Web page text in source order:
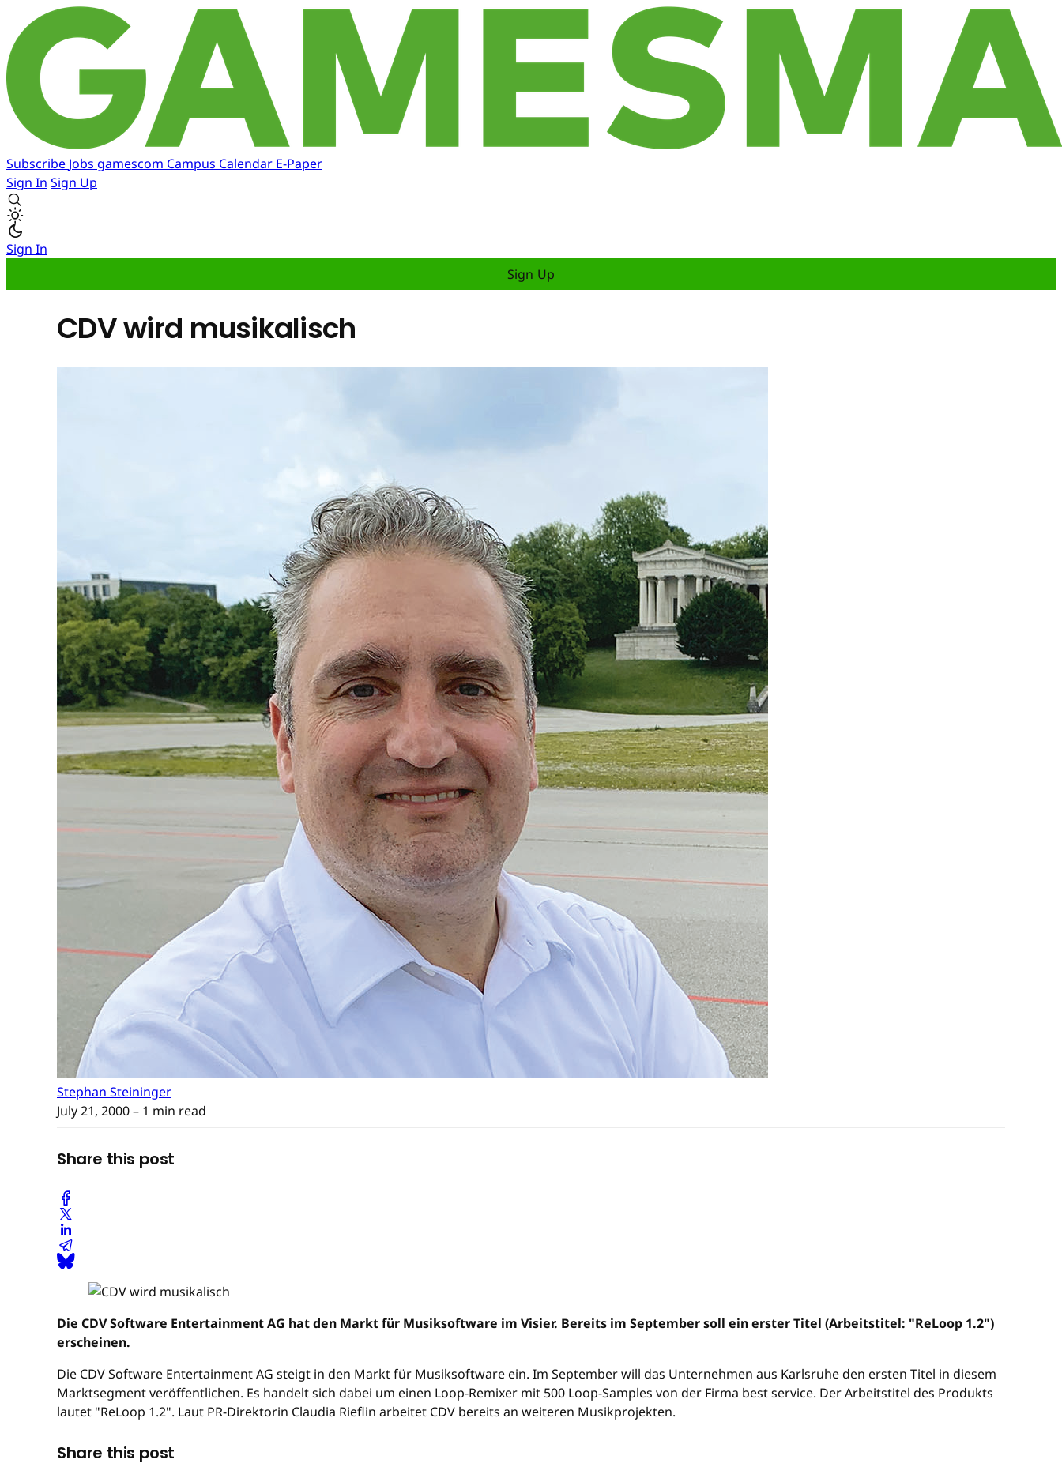
Subscribe Jobs gamescom Campus Calendar E-Paper
Sign In Sign Up
Sign In
Sign Up
CDV wird musikalisch
Stephan Steininger
July 21, 2000– 1 min read
Share this post
Die CDV Software Entertainment AG hat den Markt für Musiksoftware im Visier. Bereits im September soll ein erster Titel (Arbeitstitel: "ReLoop 1.2")
erscheinen.
Die CDV Software Entertainment AG steigt in den Markt für Musiksoftware ein. Im September will das Unternehmen aus Karlsruhe den ersten Titel in diesem
Marktsegment veröffentlichen. Es handelt sich dabei um einen Loop-Remixer mit 500 Loop-Samples von der Firma best service. Der Arbeitstitel des Produkts
lautet "ReLoop 1.2". Laut PR-Direktorin Claudia Rieflin arbeitet CDV bereits an weiteren Musikprojekten.
Share this post